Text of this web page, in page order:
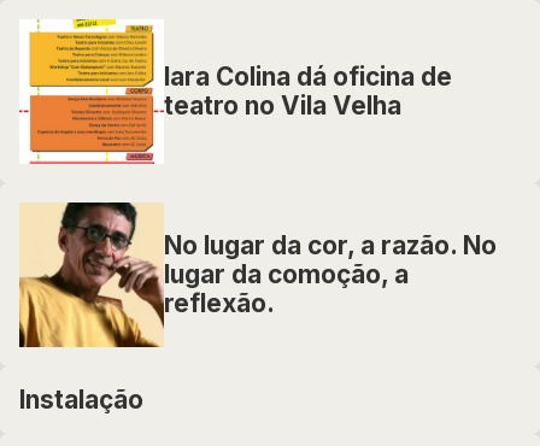
Iara Colina dá oficina de
teatro no Vila Velha
No lugar da cor, a razão. No
lugar da comoção, a
reflexão.
Instalação